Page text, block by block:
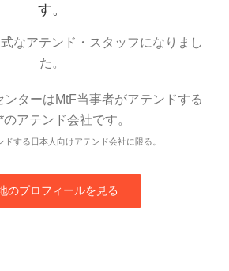
す。
なアテンド・スタッフになりまし
た。
ンターはMtF当事者がアテンドする
のアテンド会社です。
する日本人向けアテンド会社に限る。
のプロフィールを見る